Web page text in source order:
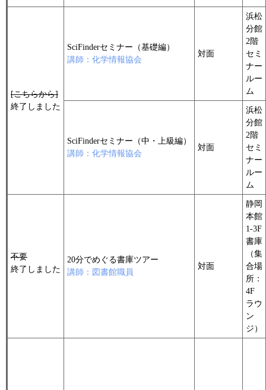
[こちらから]
終了しました
SciFinderセミナー（基礎編）
講師：化学情報協会
対面
浜松
分館
2階
セミ
ナー
ルー
ム
SciFinderセミナー（中・上級編）
講師：化学情報協会
対面
浜松
分館
2階
セミ
ナー
ルー
ム
不要
終了しました
20分でめぐる書庫ツアー
講師：図書館職員
対面
静岡
本館
1-3F
書庫
（集
合場
所：
4F
ラウ
ン
ジ）